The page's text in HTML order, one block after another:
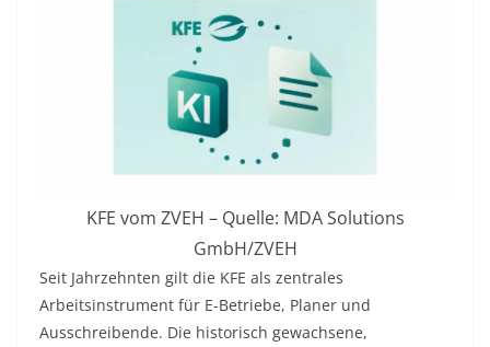
KFE vom ZVEH – Quelle: MDA Solutions
GmbH/ZVEH
Seit Jahrzehnten gilt die KFE als zentrales
Arbeitsinstrument für E-Betriebe, Planer und
Ausschreibende. Die historisch gewachsene,